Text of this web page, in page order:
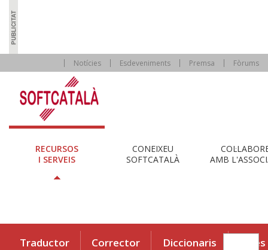
Notícies Esdeveniments Premsa Fòrums
RECURSOS
I SERVEIS
CONEIXEU
SOFTCATALÀ
AMB
Traductor Corrector Diccionaris Eines